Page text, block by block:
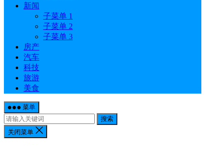
新闻
子菜单 1
子菜单 2
子菜单 3
房产
汽车
科技
旅游
美食
菜单
搜索
关闭菜单